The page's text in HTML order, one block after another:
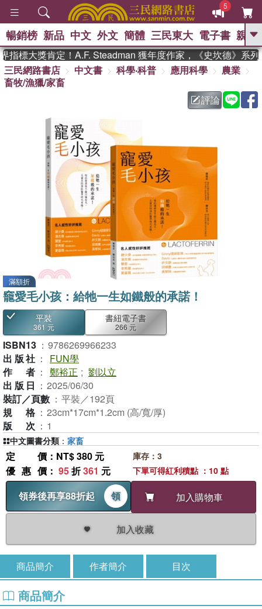
5
GO
熱搜： 東野圭吾 、 高希均教授回憶錄
暑期推薦 、 國際布克
方念華 、 台灣的李
登輝時代
偉大的迷走神經
暢銷榜 新品 中文 外文 簡體 三民東大 電子書 親子
標大獎肯定！A.F. Steadman 獲年度作家，《史坎德》系列
三民網路書店
中文書 科學‧科普 應用科學
農業
畜牧/漁獵/家畜
評論
滿額折
竉愛毛小孩：給牠一生如鐵般的承諾！
平裝
361 元
書紐電子書
266 元
ISBN13 ： 9786269966233
出版社 ：
FUN學
作者 ： 鄭裕正 ; 劉以立
出版日 ： 2025/06/30
裝訂／頁數 ： 平裝／192頁
規格 ： 23cm*17cm*1.2cm (高/寬/厚)
版次 ： 1
定價 ：NT$ 380 元
優惠價 ： 95折361 元
領券後再享88折起
領 加入購物車
加入收藏
庫存：3
下單可得紅利積點 ：10 點
中文圖書分類 ： 家畜
商品簡介 作者簡介 目次
商品簡介